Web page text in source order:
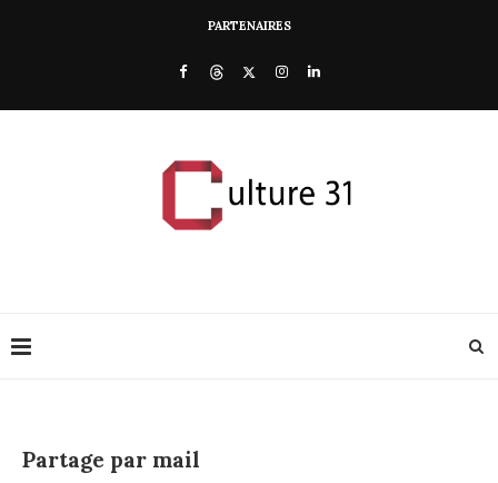
PARTENAIRES
Partage par mail